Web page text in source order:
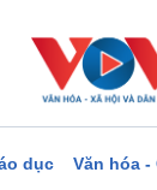
dục Văn hóa -